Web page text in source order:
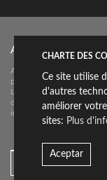
Abonnez-vous à
Abonnez-vous à notre
pertinentes sur
Livingceramics. Nous ne
des
informations utiles à vous
CHARTE DES
Ce site utilise
d'autres
améliorer
sites: Plus
Aceptar